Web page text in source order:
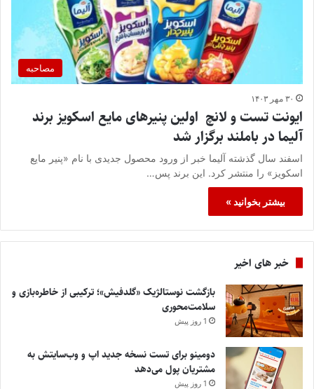
مصاحبه
۳۰ مهر ۱۴۰۳
ایونت تست و لانچ اولین پنیرهای مایع اسکویز برند
آلیما در باملند برگزار شد
اسفند سال گذشته آلیما خبر از ورود محصول جدیدی با نام «پنیر مایع
اسکویز» را منتشر کرد. این برند پس…
بیشتر بخوانید »
خبر های اخیر
بازگشت نوستالژیک «گلدفیش»؛ ترکیبی از خاطره‌بازی و
سلامت‌محوری
1 روز پیش
دومینو برای تست نسخه جدید اپ و وب‌سایتش به
مشتریان پول می‌دهد
1 روز پیش